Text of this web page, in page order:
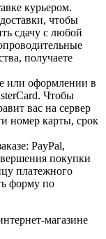
курьером.
чтобы
сдачу с любой
получаете
или оформлении в
Чтобы
вас на сервер
номер карты, срок
PayPal,
покупки
платежного
форму по
магазине